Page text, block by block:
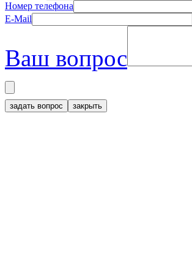
Номер телефона
E-Mail
Ваш вопрос